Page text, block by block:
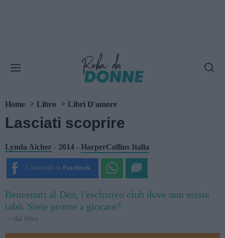
Home Libro Libri D'amore
Lasciati scoprire
Lynda Aicher - 2014 - HarperCollins Italia
Condividi su Facebook
Benvenuti al Den, l'esclusivo club dove non esiste
tabù. Siete pronte a giocare?
dal libro